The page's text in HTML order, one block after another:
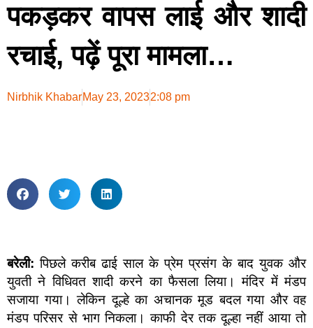
पकड़कर वापस लाई और शादी
रचाई, पढ़ें पूरा मामला…
Nirbhik KhabarMay 23, 20232:08 pm
बरेली: पिछले करीब ढाई साल के प्रेम प्रसंग के बाद युवक और
युवती ने विधिवत शादी करने का फैसला लिया। मंदिर में मंडप
सजाया गया। लेकिन दूल्हे का अचानक मूड बदल गया और वह
मंडप परिसर से भाग निकला। काफी देर तक दूल्हा नहीं आया तो